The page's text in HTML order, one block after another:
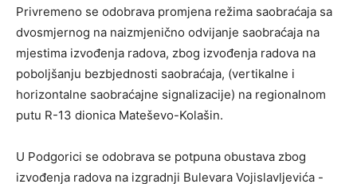
Privremeno se odobrava promjena režima saobraćaja sa
dvosmjernog na naizmjenično odvijanje saobraćaja na
mjestima izvođenja radova, zbog izvođenja radova na
poboljšanju bezbjednosti saobraćaja, (vertikalne i
horizontalne saobraćajne signalizacije) na regionalnom
putu R-13 dionica Mateševo-Kolašin.
U Podgorici se odobrava se potpuna obustava zbog
izvođenja radova na izgradnji Bulevara Vojislavljevića -